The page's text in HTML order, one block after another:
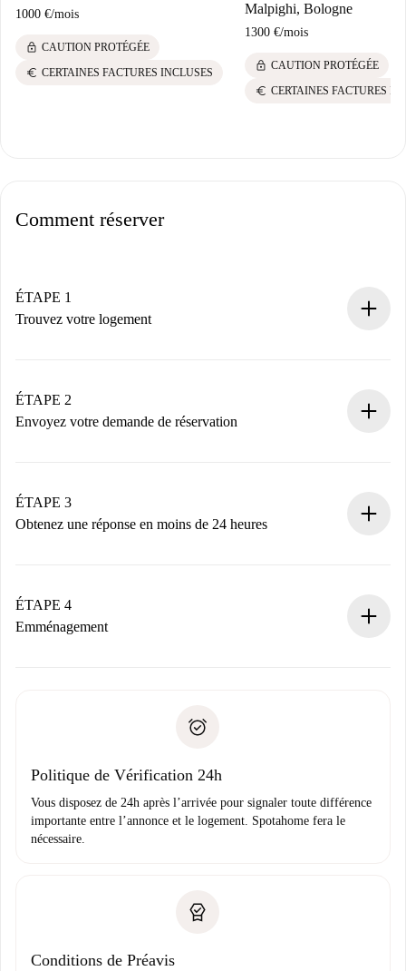
1000 €/mois
lock CAUTION PROTÉGÉE
euro CERTAINES FACTURES INCLUSES
Malpighi, Bologne
1300 €/mois
lock CAUTION PROTÉGÉE
euro CERTAINES FACTURES
Comment réserver
ÉTAPE 1
Trouvez votre logement
Vous disposez à l’avance de toutes les informations
nécessaires.
ÉTAPE 2
Envoyez votre demande de réservation
Nous ne vous facturerons rien tant que le propriétaire
n’aura pas accepté.
ÉTAPE 3
Obtenez une réponse en moins de 24 heures
contact avec le propriétaire.
Si refusé : aucun prélèvement et nous vous proposerons
Justificatif de solvabilité
ÉTAPE 4
Emménagement
uniquement si aucun problème n'est signalé.
Politique de Vérification 24h
Vous disposez de 24h après l’arrivée pour signaler toute différence
importante entre l’annonce et le logement. Spotahome fera le
nécessaire.
Conditions de Préavis